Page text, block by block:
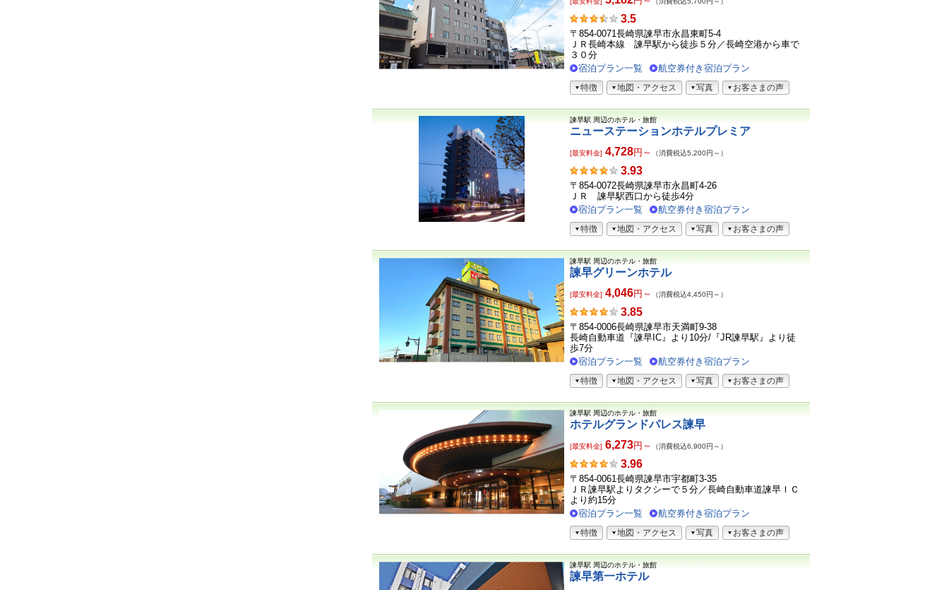
お
客
さ
ま
の
声
3.5
〒854-0071長崎県諫早市永昌東町5-4
ＪＲ長崎本線 諫早駅から徒歩５分／長崎空港から車で
３０分
宿泊プラン一覧
航空券付き宿泊プラン
特徴 地図・アクセス 写真 お客さまの声
諫早駅 周辺のホテル・旅館
ニューステーションホテルプレミア
[最安料金] 4,728円～ （消費税込5,200円～）
お
客
さ
ま
声
3.93
〒854-0072長崎県諫早市永昌町4-26
ＪＲ 諫早駅西口から徒歩4分
宿泊プラン一覧
航空券付き宿泊プラン
特徴 地図・アクセス 写真 お客さまの声
諫早駅 周辺のホテル・旅館
諫早グリーンホテル
[最安料金] 4,046円～ （消費税込4,450円～）
お
客
さ
ま
の
声
3.85
〒854-0006長崎県諫早市天満町9-38
長崎自動車道『諫早IC』より10分/『JR諫早駅』より徒
歩7分
宿泊プラン一覧
航空券付き宿泊プラン
特徴 地図・アクセス 写真 お客さまの声
諫早駅 周辺のホテル・旅館
ホテルグランドパレス諫早
[最安料金] 6,273円～ （消費税込6,900円～）
お
客
さ
ま
の
声
3.96
〒854-0061長崎県諫早市宇都町3-35
ＪＲ諫早駅よりタクシーで５分／長崎自動車道諫早ＩＣ
より約15分
宿泊プラン一覧
航空券付き宿泊プラン
特徴 地図・アクセス 写真 お客さまの声
諫早駅 周辺のホテル・旅館
諫早第一ホテル